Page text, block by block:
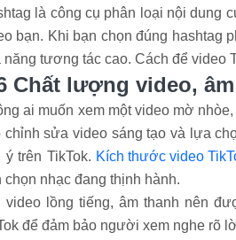
là công cụ phân loại nội dung
bạn. Khi bạn chọn đúng hashtag
năng tương tác cao. Cách để video
Chất lượng video,
ai muốn xem một video mờ
chỉnh sửa video sáng tạo và lựa
ý trên TikTok. Kích thước video
chọn nhạc đang thịnh hành.
video lồng tiếng, âm thanh nên
để đảm bảo người xem nghe rõ